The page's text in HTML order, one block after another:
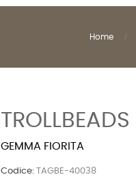
Home
GEMMA FIORITA
Codice: TAGBE-40038